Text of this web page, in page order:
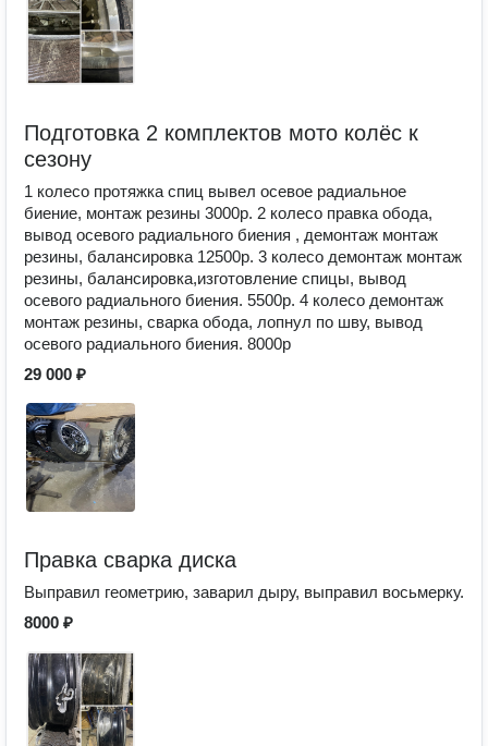
Подготовка 2 комплектов мото колёс к
сезону
1 колесо протяжка спиц вывел осевое радиальное
биение, монтаж резины 3000р. 2 колесо правка обода,
вывод осевого радиального биения , демонтаж монтаж
резины, балансировка 12500р. 3 колесо демонтаж монтаж
резины, балансировка,изготовление спицы, вывод
осевого радиального биения. 5500р. 4 колесо демонтаж
монтаж резины, сварка обода, лопнул по шву, вывод
осевого радиального биения. 8000р
29 000 ₽
Правка сварка диска
Выправил геометрию, заварил дыру, выправил восьмерку.
8000 ₽